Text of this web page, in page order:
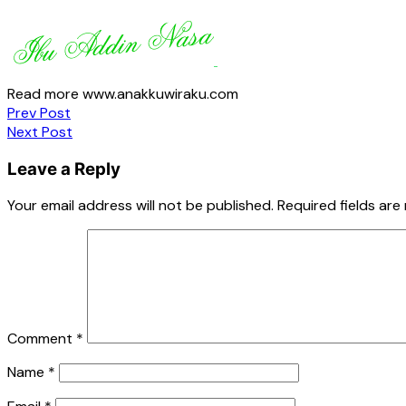
Read more www.anakkuwiraku.com
Post
navigation
Prev Post
Next Post
Leave a Reply
Your email address will not be published. Required fields are
Comment *
Name *